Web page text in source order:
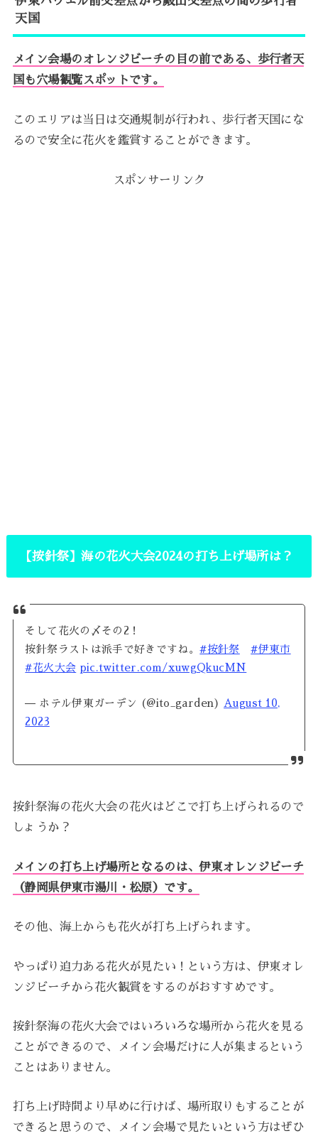
天国
メイン会場のオレンジビーチの目の前である、歩行者天
国も穴場観覧スポットです。
このエリアは当日は交通規制が行われ、歩行者天国にな
るので安全に花火を鑑賞することができます。
スポンサーリンク
【按針祭】海の花火大会2024の打ち上げ場所は？
そして花火の〆その2！
按針祭ラストは派手で好きですね。#按針祭
#伊東市
#花火大会 pic.twitter.com/xuwgQkucMN
— ホテル伊東ガーデン (@ito_garden)
August 10,
2023
按針祭海の花火大会の花火はどこで打ち上げられるので
しょうか？
メインの打ち上げ場所となるのは、伊東オレンジビーチ
（静岡県伊東市湯川・松原）です。
その他、海上からも花火が打ち上げられます。
やっぱり迫力ある花火が見たい！という方は、伊東オレ
ンジビーチから花火観賞をするのがおすすめです。
按針祭海の花火大会ではいろいろな場所から花火を見る
ことができるので、メイン会場だけに人が集まるという
ことはありません。
打ち上げ時間より早めに行けば、場所取りもすることが
できると思うので、メイン会場で見たいという方はぜひ